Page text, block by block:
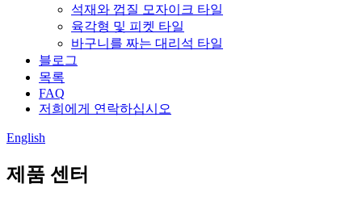
석재와 껍질 모자이크 타일
육각형 및 피켓 타일
바구니를 짜는 대리석 타일
블로그
목록
FAQ
저희에게 연락하십시오
English
제품 센터